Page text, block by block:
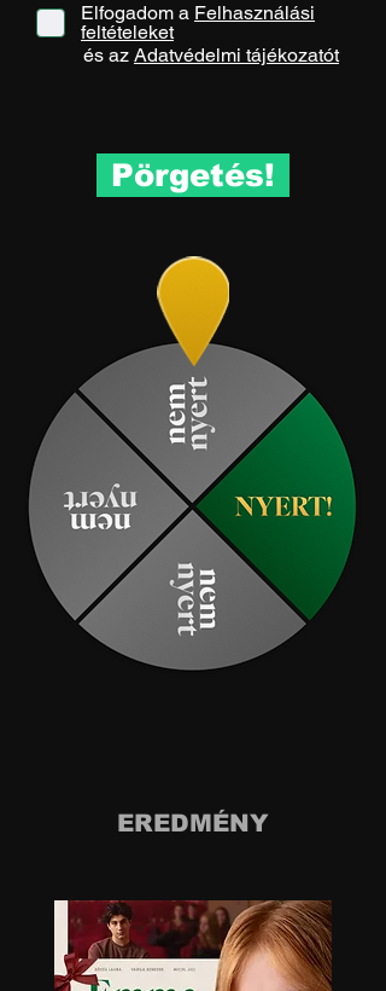
Elfogadom a Felhasználási
feltételeket
és az Adatvédelmi tájékozatót
Pörgetés!
EREDMÉNY